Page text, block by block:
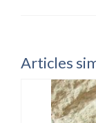
Articles